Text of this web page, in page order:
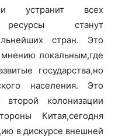
устранит всех
ресурсы станут
стран. Это
локальным,где
государства,но
населения. Это
второй колонизации
Китая,сегодня
в дискурсе внешней